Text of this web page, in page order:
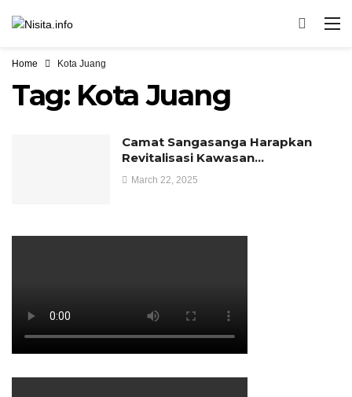
Home Kota Juang
Tag: Kota Juang
Camat Sangasanga Harapkan
Revitalisasi Kawasan…
March 22, 2025